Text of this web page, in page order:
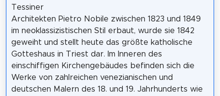
Tessiner
Architekten Pietro Nobile zwischen 1823 und 1849
im neoklassizistischen Stil erbaut, wurde sie 1842
geweiht und stellt heute das größte katholische
Gotteshaus in Triest dar. Im Inneren des
einschiffigen Kirchengebäudes befinden sich die
Werke von zahlreichen venezianischen und
deutschen Malern des 18. und 19. Jahrhunderts wie